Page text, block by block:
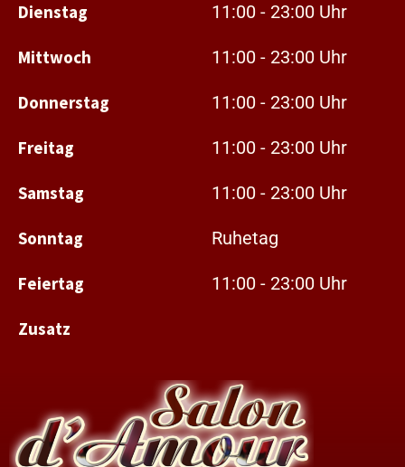
Dienstag 11:00 - 23:00 Uhr
Mittwoch 11:00 - 23:00 Uhr
Donnerstag 11:00 - 23:00 Uhr
Freitag 11:00 - 23:00 Uhr
Samstag 11:00 - 23:00 Uhr
Sonntag Ruhetag
Feiertag 11:00 - 23:00 Uhr
Zusatz